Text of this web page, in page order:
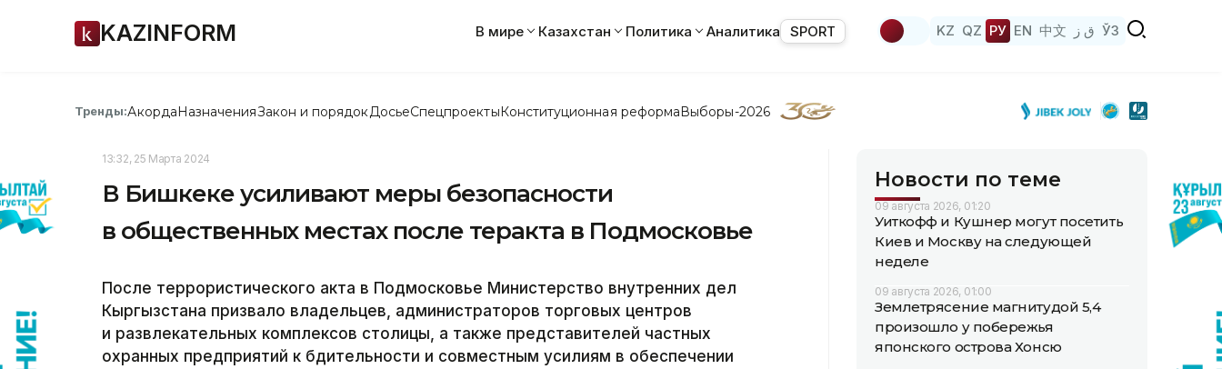
KAZINFORM В мире Казахстан Политика Аналитика SPORT KZ QZ РУ EN 中文 ق ز ЎЗ
Тренды:АкордаНазначенияЗакон и порядок ДосьеСпецпроектыКонституционная реформаВыборы-2026
13:32, 25 Марта 2024
В Бишкеке усиливают меры безопасности
в общественных местах после теракта в Подмосковье
После террористического акта в Подмосковье Министерство внутренних дел
Кыргызстана призвало владельцев, администраторов торговых центров
и развлекательных комплексов столицы, а также представителей частных
охранных предприятий к бдительности и совместным усилиям в обеспечении
Новости по теме
09 августа 2026, 01:20
Уиткофф и Кушнер могут посетить
Киев и Москву на следующей
неделе
09 августа 2026, 01:00
Землетрясение магнитудой 5,4
произошло у побережья
японского острова Хонсю